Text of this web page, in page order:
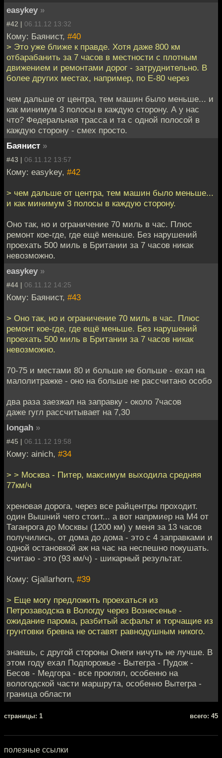
easykey »
#42 | 06.11.12 13:32
Кому: Баянист, #40
> Это уже ближе к правде. Хотя даже 800 км
отбарабанить за 7 часов в местности с плотным
движением и ремонтами дорог - затруднительно. В
более других местах, например, по E-80 через
чем дальше от центра, тем машин было меньше... и
как минимум 3 полосы в каждую сторону. А у нас
что? Федеральная трасса и та с одной полосой в
каждую сторону - смех просто.
Баянист »
#43 | 06.11.12 13:57
Кому: easykey, #42
> чем дальше от центра, тем машин было меньше...
и как минимум 3 полосы в каждую сторону.
Оно так, но и ограничение 70 миль в час. Плюс
ремонт кое-где, где ещё меньше. Без нарушений
проехать 500 миль в Британии за 7 часов никак
невозможно.
easykey »
#44 | 06.11.12 14:25
Кому: Баянист, #43
> Оно так, но и ограничение 70 миль в час. Плюс
ремонт кое-где, где ещё меньше. Без нарушений
проехать 500 миль в Британии за 7 часов никак
невозможно.
70-75 и местами 80 и больше не больше - ехал на
малолитражке - оно на больше не рассчитано особо
два раза заезжал на заправку - около 7часов
даже гугл рассчитывает на 7,30
longah »
#45 | 06.11.12 19:58
Кому: ainich, #34
> > Москва - Питер, максимум выходила средняя
77км/ч
хреновая дорога, через все райцентры проходит.
один Вышний чего стоит... а вот напрмиер на М4 от
Таганрога до Москвы (1200 км) у меня за 13 часов
получились, от дома до дома - это с 4 заправками и
одной остановкой аж на час на неспешно покушать.
считаю - это (93 км/ч) - шикарный результат.
Кому: Gjallarhorn, #39
> Еще могу предложить проехаться из
Петрозаводска в Вологду через Вознесенье -
ожидание парома, разбитый асфальт и торчащие из
грунтовки бревна не оставят равнодушным никого.
знаешь, с другой стороны Онеги ничуть не лучше. В
этом году ехал Подпорожье - Вытегра - Пудож -
Бесов - Медгора - все проклял, особенно на
вологодской части маршрута, особенно Вытегра -
граница области
cтраницы: 1 всего: 45
полезные ссылки